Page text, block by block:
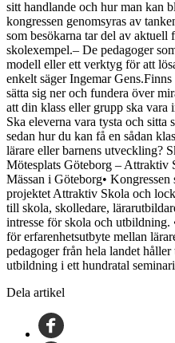
sitt handlande och hur man kan
kongressen genomsyras av
som besökarna tar del av aktuell
skolexempel.– De pedagoger
modell eller ett verktyg för att
enkelt säger Ingemar
sätta sig ner och fundera över
att din klass eller grupp ska
Ska eleverna vara tysta och
sedan hur du kan få en sådan
lärare eller barnens utveckling?
Mötesplats Göteborg – Attraktiv
Mässan i Göteborg•
projektet Attraktiv Skola och
till skola, skolledare,
intresse för skola och utbildning.
för erfarenhetsutbyte mellan
pedagoger från hela landet
utbildning i ett hundratal
Dela artikel